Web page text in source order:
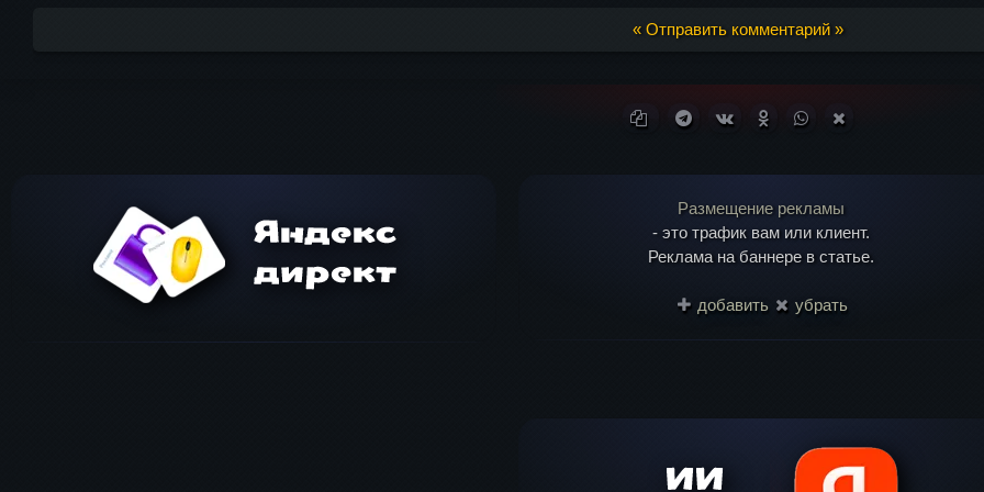
« Отправить комментарий »
Копировать ссылку
Поделиться в Telegram
Поделиться ВКонтакте
Поделиться в
Поделиться в
Размещение рекламы
- это трафик вам или клиент.
Реклама на баннере в статье.
добавить убрать